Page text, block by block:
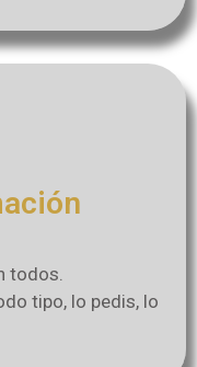
todos.
tipo, lo pedis, lo